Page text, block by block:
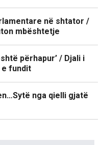
në shtator /
mbështetje
përhapur’ / Djali i
e fundit
nga qielli gjatë